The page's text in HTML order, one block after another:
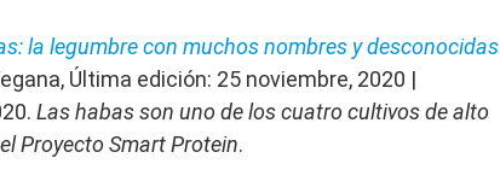
la legumbre con muchos nombres y desconocidas
Última edición: 25 noviembre, 2020 |
Las habas son uno de los cuatro cultivos de alto
Proyecto Smart Protein.